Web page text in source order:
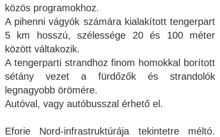
közös programokhoz.
A pihenni vágyók számára kialakított tengerpart
5 km hosszú, szélessége 20 és 100 méter
között váltakozik.
A tengerparti strandhoz finom homokkal borított
sétány vezet a fürdőzők és strandolók
legnagyobb örömére.
Autóval, vagy autóbusszal érhető el.
Eforie Nord-infrastruktúrája tekintetre méltó.